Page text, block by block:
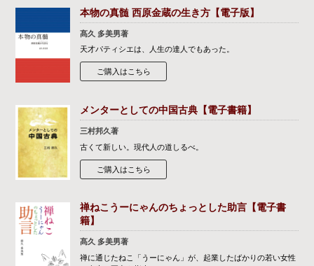
本物の真髄 西原金蔵の生き方【電子版】
髙久 多美男著
天才パティシエは、人生の達人でもあった。
ご購入はこちら
メンターとしての中国古典【電子書籍】
三村邦久著
古くて新しい。現代人の道しるべ。
ご購入はこちら
禅ねこうーにゃんのちょっとした助言【電子書
籍】
髙久 多美男著
禅に通じたねこ「うーにゃん」が、起業したばかりの若い女性